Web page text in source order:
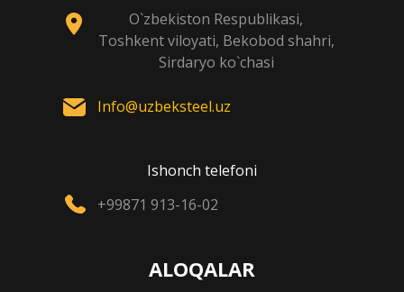
O`zbekiston Respublikasi,
Toshkent viloyati, Bekobod shahri,
Sirdaryo ko`chasi
Info@uzbeksteel.uz
Ishonch telefoni
+99871 913-16-02
ALOQALAR